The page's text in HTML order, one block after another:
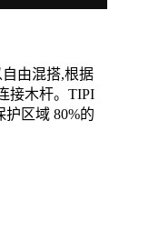
自由混搭,根据
接木杆。TIPI
区域 80%的